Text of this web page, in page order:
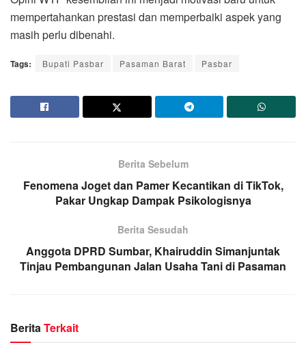
mempertahankan prestasi dan memperbaiki aspek yang
masih perlu dibenahi.
Tags: Bupati Pasbar Pasaman Barat Pasbar
Berita Sebelum
Fenomena Joget dan Pamer Kecantikan di TikTok,
Pakar Ungkap Dampak Psikologisnya
Berita Sesudah
Anggota DPRD Sumbar, Khairuddin Simanjuntak
Tinjau Pembangunan Jalan Usaha Tani di Pasaman
BeritaTerkait